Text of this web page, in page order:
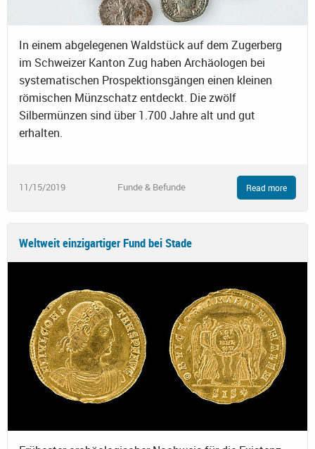
In einem abgelegenen Waldstück auf dem Zugerberg
im Schweizer Kanton Zug haben Archäologen bei
systematischen Prospektionsgängen einen kleinen
römischen Münzschatz entdeckt. Die zwölf
Silbermünzen sind über 1.700 Jahre alt und gut
erhalten.
11/15/2019 Funde & Befunde Read more
Weltweit einzigartiger Fund bei Stade